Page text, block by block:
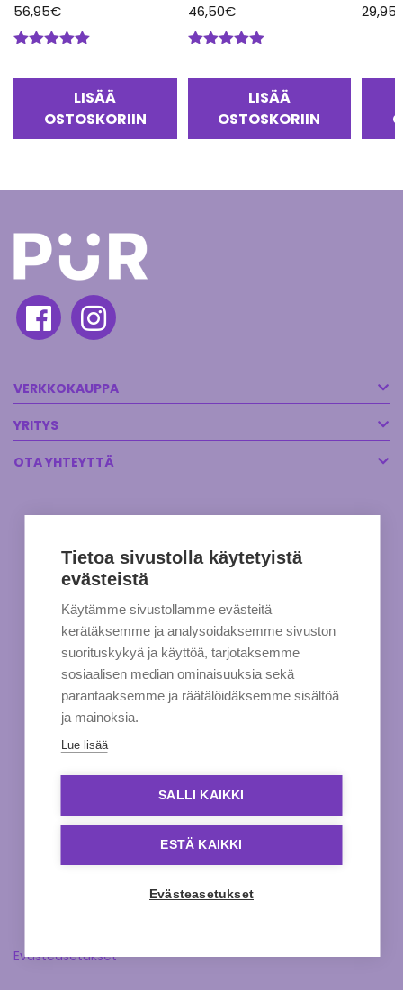
56,95€
LISÄÄ
OSTOSKORIIN
46,50€
LISÄÄ
OSTOSKORIIN
29,95
VERKKOKAUPPA
YRITYS
OTA YHTEYTTÄ
Evästeasetukset
Tietoa sivustolla käytetyistä
evästeistä
Käytämme sivustollamme evästeitä
kerätäksemme ja analysoidaksemme sivuston
suorituskykyä ja käyttöä, tarjotaksemme
sosiaalisen median ominaisuuksia sekä
parantaaksemme ja räätälöidäksemme sisältöä
ja mainoksia.
Lue lisää
SALLI KAIKKI
ESTÄ KAIKKI
Evästeasetukset